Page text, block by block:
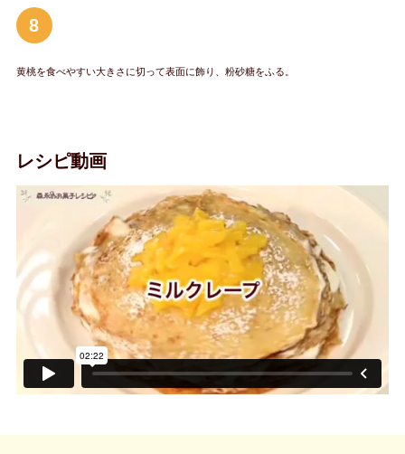
8
黄桃を食べやすい大きさに切って表面に飾り、粉砂糖をふる。
レシピ動画